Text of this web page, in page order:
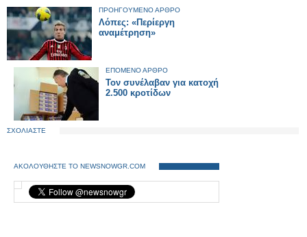
ΠΡΟΗΓΟΥΜΕΝΟ ΑΡΘΡΟ
Λόπες: «Περίεργη
αναμέτρηση»
ΕΠΟΜΕΝΟ ΑΡΘΡΟ
Τον συνέλαβαν για κατοχή
2.500 κροτίδων
ΣΧΟΛΙΑΣΤΕ
ΑΚΟΛΟΥΘΗΣΤΕ ΤΟ NEWSNOWGR.COM